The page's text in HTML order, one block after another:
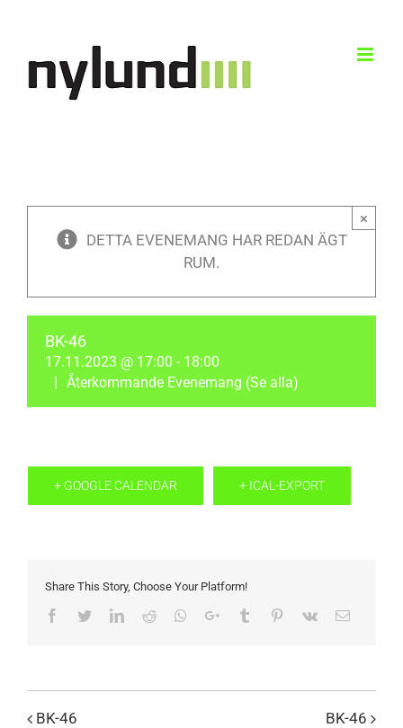
×
DETTA EVENEMANG HAR REDAN ÄGT
RUM.
BK-46
17.11.2023 @ 17:00 - 18:00
| Återkommande Evenemang (Se alla)
+ GOOGLE CALENDAR + ICAL-EXPORT
Share This Story, Choose Your Platform!
Facebook
TwitterLinkedIn
Reddit Whatsapp
Google+Tumblr Pinterest
Vk Email
Evenemang
BK-46 BK-46